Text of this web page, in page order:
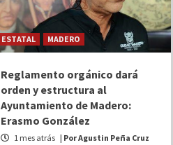
ESTATAL MADERO
Reglamento orgánico dará
orden y estructura al
Ayuntamiento de Madero:
Erasmo González
1 mes atrás | Por Agustin Peña Cruz